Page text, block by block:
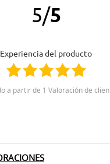
5/5
Experiencia del producto
a partir de 1 Valoración de